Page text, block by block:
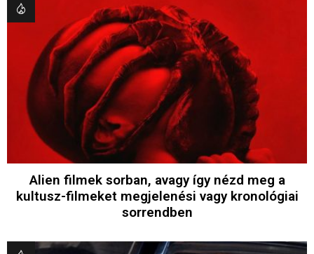
Alien filmek sorban, avagy így nézd meg a
kultusz-filmeket megjelenési vagy kronológiai
sorrendben